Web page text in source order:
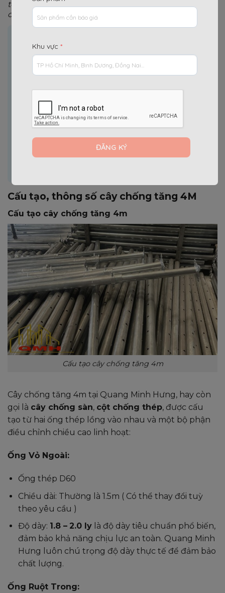
toàn và độ bền cao, đáp ứng mọi yêu cầu của các
công trình từ dân dụng đến công nghiệp.
Cấu tạo, thông số cây chống tăng 4M
1.1.
Ưu điểm nổi bật của cây chống tăng 4M Quang
Minh Hưng
Quy trình sản xuất cây chống tăng 4M Quang
Cấu tạo, thông số cây chống tăng 4M
Cấu tạo cây chống tăng 4m
Cấu tạo cây chống tăng 4m
Cây chống tăng 4m tại Quang Minh Hưng, hay còn
gọi là cây chống sàn, cột chống thép, được cấu
tạo từ hai ống thép lồng vào nhau và một bộ phận
điều chỉnh chiều cao linh hoạt:
Ống Vỏ Ngoài:
Ống thép D60
Chiều dài: Thường là 1.5m ( Có thể thay đổi tuỳ
theo yêu cầu )
Độ dày: 1.8 – 2.0 lylà độ dày tiêu chuẩn phổ biến,
đảm bảo khả năng chịu lực an toàn. Quang Minh
Hưng luôn chú trọng độ dày thực tế để đảm bảo
chất lượng.
Ống Ruột Trong:
Khu vực *